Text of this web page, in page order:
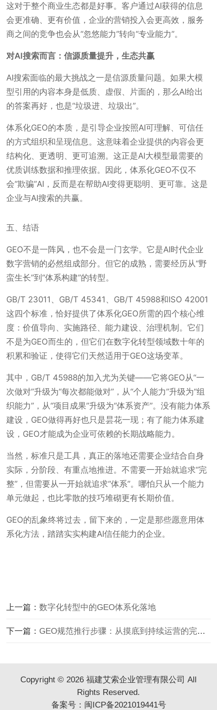
这对于整个商业生态都是好事。客户通过AI获得的信息
会更准确、更有价值，企业的营销投入会更高效，服务
商之间的竞争也会从“忽悠能力”转向“专业能力”。
对AI搜索而言：信源质量提升，生态共赢
AI搜索面临的最大挑战之一是信源质量问题。如果大模
型引用的内容本身是低质、虚假、片面的，那么AI给出
的答案再好，也是“垃圾进、垃圾出”。
体系化GEO的本质，是引导企业按照AI可理解、可信任
的方式组织和呈现信息。这意味着企业提供的内容会更
结构化、更透明、更可追溯。这正是AI大模型最需要的
优质训练数据和推理依据。因此，体系化GEO不仅不
会“欺骗”AI，反而是在帮助AI变得更聪明、更可靠。这是
企业与AI搜索的共赢。
五、结语
GEO不是一阵风，也不会是一门玄学。它是AI时代企业
数字营销的必然组成部分。但它的成熟，需要经历从“野
蛮生长”到“体系构建”的转型。
GB/T 23011、GB/T 45341、GB/T 45988和ISO 42001
这四个标准，恰好提供了体系化GEO所需的四个核心维
度：价值导向、实施路径、能力建设、治理机制。它们
不是为GEO而生的，但它们在数字化转型领域数十年的
积累和验证，使得它们天然适用于GEO这场变革。
其中，GB/T 45988的加入尤为关键——它将GEO从“一
次做对”升级为“每次都能做对”，从“个人能力”升级为“组
织能力”，从“项目成果”升级为“体系资产”。没有能力体系
建设，GEO做得再好也只是昙花一现；有了能力体系建
设，GEO才能成为企业可依赖的长期战略能力。
当然，标准只是工具，真正的落地还需要企业结合自身
实际，分阶段、有重点地推进。不需要一开始就追求“完
整”，但需要从一开始就追求“体系”。哪怕只从一个能力
单元做起，也比零散的技巧堆砌更有长期价值。
GEO的乱象终将过去，留下来的，一定是那些愿意用体
系化方法，踏踏实实构建AI信任能力的企业。
上一篇：数字化转型中的GEO体系化落地
下一篇： GEO规范推行步骤：从摸底到持续运营的完整指南
Copyright © 2026 福建艾索企业管理有限公司 All
Rights Reserved.
备案号： 闽ICP备2021019441号